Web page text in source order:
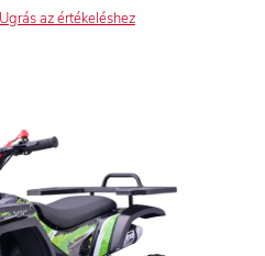
Ugrás az értékeléshez